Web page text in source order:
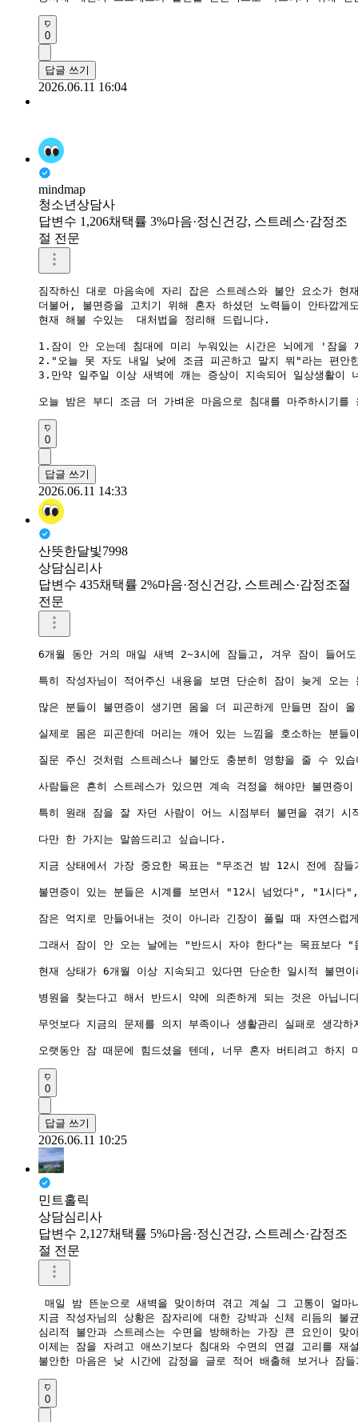
0
답글 쓰기
2026.06.11 16:04
mindmap
청소년상담사
답변수 1,206채택률 3%마음·정신건강, 스트레스·감정조
절 전문
짐작하신 대로 마음속에 자리 잡은 스트레스와 불안 요소가 현
더불어, 불면증을 고치기 위해 혼자 하셨던 노력들이 안타깝
현재 해불 수있는  대처법을 정리해 드립니다.
1.잠이 안 오는데 침대에 미리 누워있는 시간은 뇌에게 '잠을
2."오늘 못 자도 내일 낮에 조금 피곤하고 말지 뭐"라는 편
​3.만약 일주일 이상 새벽에 깨는 증상이 지속되어 일상생활이
오늘 밤은 부디 조금 더 가벼운 마음으로 침대를 마주하시기를
0
답글 쓰기
2026.06.11 14:33
산뜻한달빛7998
상담심리사
답변수 435채택률 2%마음·정신건강, 스트레스·감정조절
전문
6개월 동안 거의 매일 새벽 2~3시에 잠들고, 겨우 잠이 들어
특히 작성자님이 적어주신 내용을 보면 단순히 잠이 늦게 오
많은 분들이 불면증이 생기면 몸을 더 피곤하게 만들면 잠이
실제로 몸은 피곤한데 머리는 깨어 있는 느낌을 호소하는 분
질문 주신 것처럼 스트레스나 불안도 충분히 영향을 줄 수 있
사람들은 흔히 스트레스가 있으면 계속 걱정을 해야만 불면
특히 원래 잠을 잘 자던 사람이 어느 시점부터 불면을 겪기
다만 한 가지는 말씀드리고 싶습니다.
지금 상태에서 가장 중요한 목표는 "무조건 밤 12시 전에 잠
불면증이 있는 분들은 시계를 보면서 "12시 넘었다", "1시다
잠은 억지로 만들어내는 것이 아니라 긴장이 풀릴 때 자연스럽
그래서 잠이 안 오는 날에는 "반드시 자야 한다"는 목표보다
현재 상태가 6개월 이상 지속되고 있다면 단순한 일시적 불면
병원을 찾는다고 해서 반드시 약에 의존하게 되는 것은 아닙
무엇보다 지금의 문제를 의지 부족이나 생활관리 실패로 생각
0
답글 쓰기
2026.06.11 10:25
민트홀릭
상담심리사
답변수 2,127채택률 5%마음·정신건강, 스트레스·감정조
절 전문
매일 밤 뜬눈으로 새벽을 맞이하며 겪고 계실 그 고통이 얼마
지금 작성자님의 상황은 잠자리에 대한 강박과 신체 리듬의
심리적 불안과 스트레스는 수면을 방해하는 가장 큰 요인이
이제는 잠을 자려고 애쓰기보다 침대와 수면의 연결 고리를
불안한 마음은 낮 시간에 감정을 글로 적어 배출해 보거나 잠
0